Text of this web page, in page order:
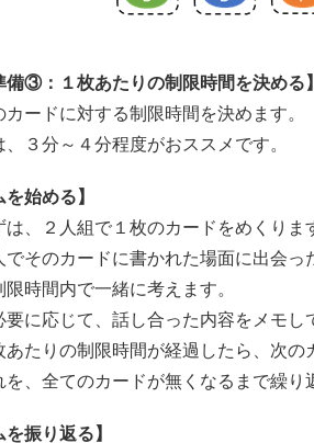
③：１枚あたりの制限時間を決める
ドに対する制限時間を決めます。
分～４分程度がおススメです。
始める】
２人組で１枚のカードをめくりま
のカードに書かれた場面に出会っ
間内で一緒に考えます。
応じて、話し合った内容をメモし
りの制限時間が経過したら、次の
全てのカードが無くなるまで繰り
振り返る】